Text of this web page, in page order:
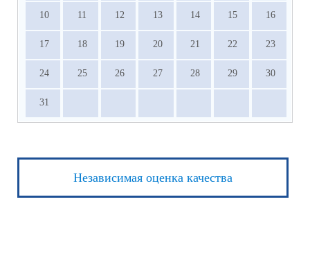
10 11 12 13 14 15 16
17 18 19 20 21 22 23
24 25 26 27 28 29 30
31
Независимая оценка качества